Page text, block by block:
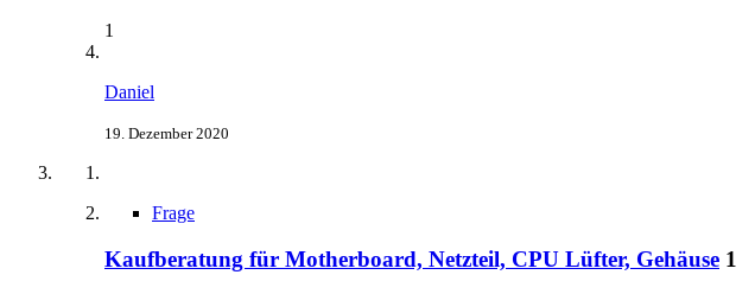
1
Daniel
19. Dezember 2020
Frage
Kaufberatung für Motherboard, Netzteil, CPU Lüfter, Gehäuse 1